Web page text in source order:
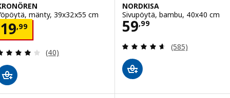
mänty, 39x32x55 cm
19,99 19,99
Arvio: 4 / 5 tähteä. Arvostelut yhteensä:
(40)
NORDKISA
Sivupöytä, bambu, 40x40 cm
59,99
Hinta 59,99
Arvio: 4.6 / 5
(585)